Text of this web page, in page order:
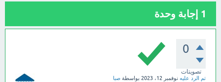
1 إجابة وحدة
0
تصويتات
تم الرد عليه نوفمبر 12، 2023 بواسطة صبا